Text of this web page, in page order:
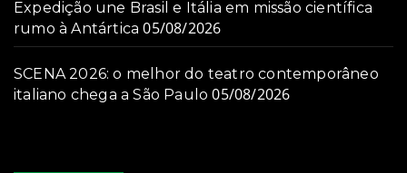
Expedição une Brasil e Itália em missão científica
rumo à Antártica 05/08/2026
SCENA 2026: o melhor do teatro contemporâneo
italiano chega a São Paulo 05/08/2026